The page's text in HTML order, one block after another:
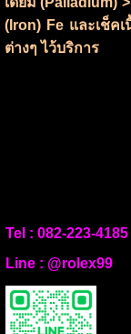
(Iron) Fe และเช็ค
ต่างๆ ไว้บริการ
Tel : 082-223-4185
Line : @rolex99